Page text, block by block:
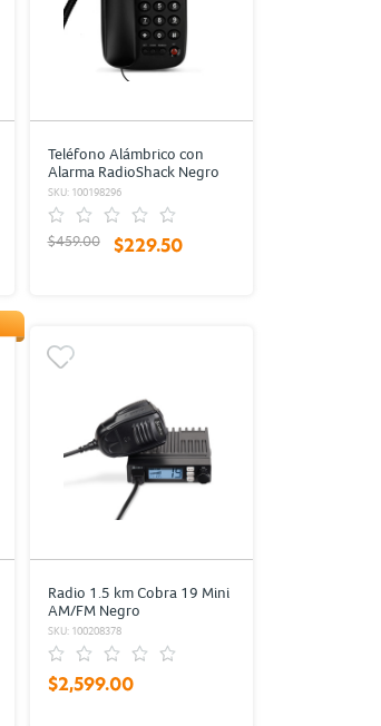
Teléfono Alámbrico con
Alarma RadioShack Negro
SKU: 100198296
$459.00 $229.50
Radio 1.5 km Cobra 19 Mini
AM/FM Negro
SKU: 100208378
$2,599.00